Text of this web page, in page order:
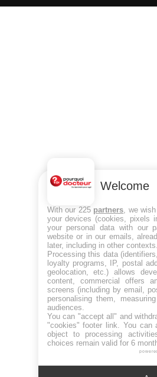
Welcome
With our 225 partners , we
your devices (cookies, pixels
your personal data with our
website or in our emails,
later, including in other contexts.
Processing this data
loyalty programs, IP, postal
geolocation, etc.) allows
content, commercial offers
screens (including by email,
personalising them,
audiences.
You can "accept all" and
"cookies" footer link . You
object to processing
choices remain valid for 6